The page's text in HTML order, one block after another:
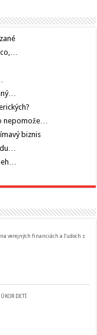
nepomože…
biznis
verejných financiách a ľudoch z
DETÍ